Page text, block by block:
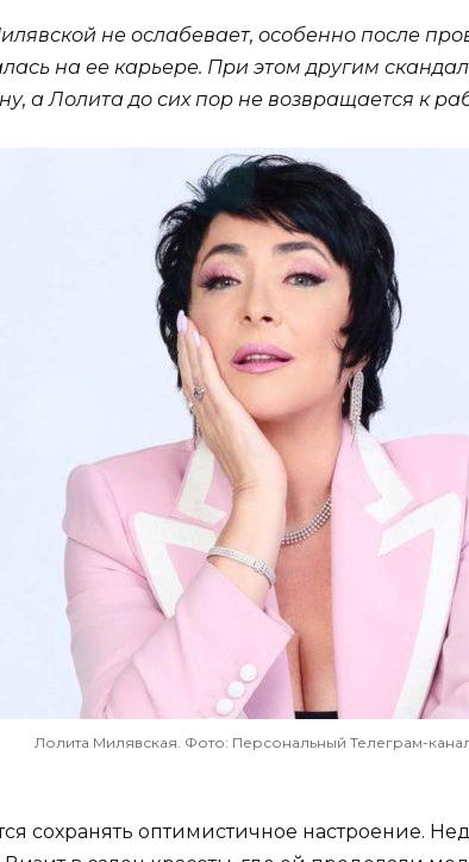
не ослабевает, особенно после
на ее карьере. При этом другим
а Лолита до сих пор не возвращается к
Лолита Милявская. Фото: Персональный Телеграм-
сохранять оптимистичное настроение.